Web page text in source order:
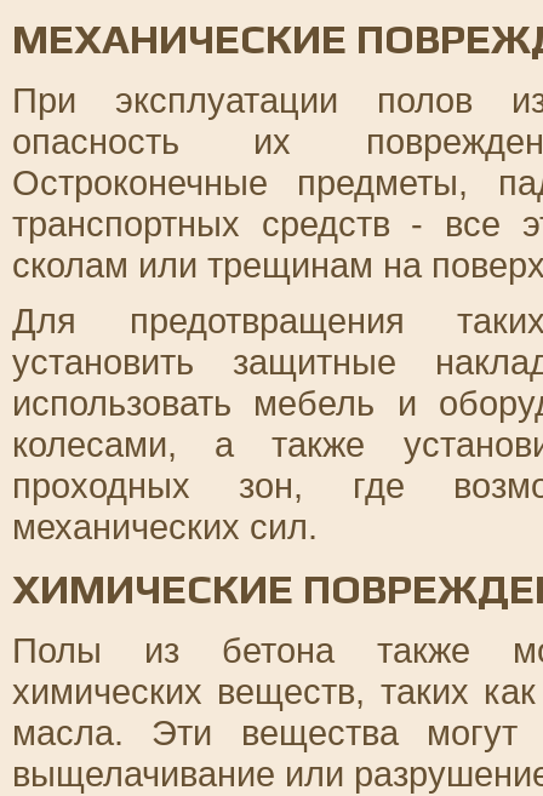
МЕХАНИЧЕСКИЕ
При эксплуатации полов
опасность их
Остроконечные предметы,
транспортных средств - все
сколам или трещинам на
Для предотвращения
установить защитные
использовать мебель и
колесами, а также
проходных зон, где
механических сил.
ХИМИЧЕСКИЕ
Полы из бетона также
химических веществ, таких
масла. Эти вещества могут
выщелачивание или